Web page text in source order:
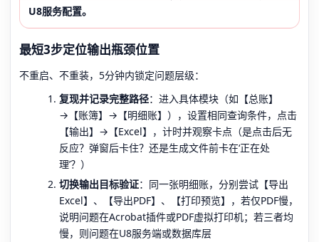
U8服务配置。
最短3步定位输出瓶颈位置
不重启、不重装，5分钟内锁定问题层级：
复现并记录完整路径：进入具体模块（如【总账】
→【账簿】→【明细账】），设置相同查询条件，点击
【输出】→【Excel】，计时并观察卡点（是点击后无
反应？弹窗后卡住？还是生成文件前卡在‘正在处
理’？）
切换输出目标验证：同一张明细账，分别尝试【导出
Excel】、【导出PDF】、【打印预览】，若仅PDF慢，
说明问题在Acrobat插件或PDF虚拟打印机；若三者均
慢，则问题在U8服务端或数据库层